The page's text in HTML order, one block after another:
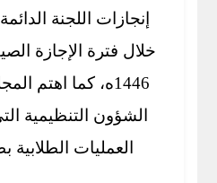
إنجازات اللجنة
خلال فترة الإجازة
1446ه، كما اهتم
الشؤون التنظيمية
العمليات